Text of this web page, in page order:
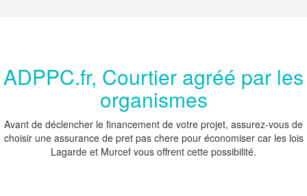
ADPPC.fr, Courtier agréé par les
organismes
Avant de déclencher le financement de votre projet, assurez-vous de
choisir une assurance de pret pas chere pour économiser car les lois
Lagarde et Murcef vous offrent cette possibilité.